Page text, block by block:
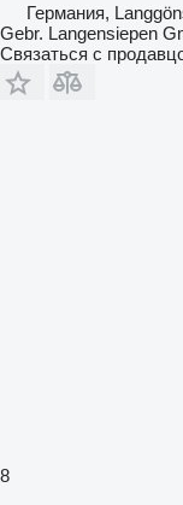
Германия,
Gebr. Langensiepen
Связаться с
8